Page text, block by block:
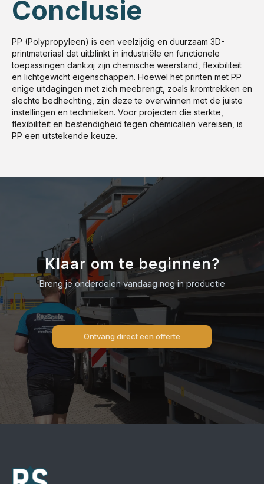
Conclusie
PP (Polypropyleen) is een veelzijdig en duurzaam 3D-
printmateriaal dat uitblinkt in industriële en functionele
toepassingen dankzij zijn chemische weerstand, flexibiliteit
en lichtgewicht eigenschappen. Hoewel het printen met PP
enige uitdagingen met zich meebrengt, zoals kromtrekken en
slechte bedhechting, zijn deze te overwinnen met de juiste
instellingen en technieken. Voor projecten die sterkte,
flexibiliteit en bestendigheid tegen chemicaliën vereisen, is
PP een uitstekende keuze.
Klaar om te beginnen?
Breng je onderdelen vandaag nog in productie
Ontvang direct een offerte